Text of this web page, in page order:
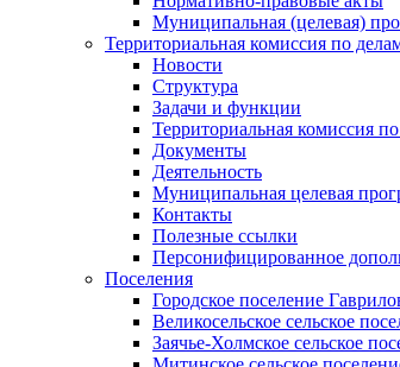
Муниципальная (целевая)
Территориальная комиссия по
Новости
Структура
Задачи и функции
Территориальная комиссия
Документы
Деятельность
Муниципальная целевая
Контакты
Полезные ссылки
Персонифицированное
Поселения
Городское поселение
Великосельское сельское
Заячье-Холмское сельское